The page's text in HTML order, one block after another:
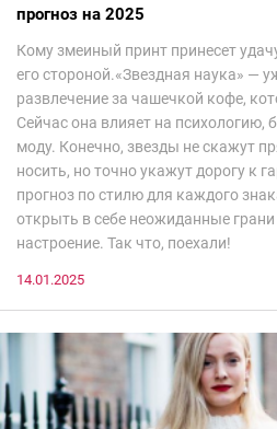
прогноз на 2025
Кому змеиный принт принесет
его стороной.«Звездная наука» —
развлечение за чашечкой кофе,
Сейчас она влияет на психологию,
моду. Конечно, звезды не скажут
носить, но точно укажут дорогу к
прогноз по стилю для каждого
открыть в себе неожиданные
настроение. Так что, поехали!
14.01.2025